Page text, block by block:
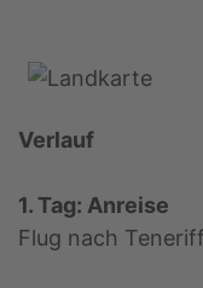
Verlauf
1. Tag: Anreise
Flug nach